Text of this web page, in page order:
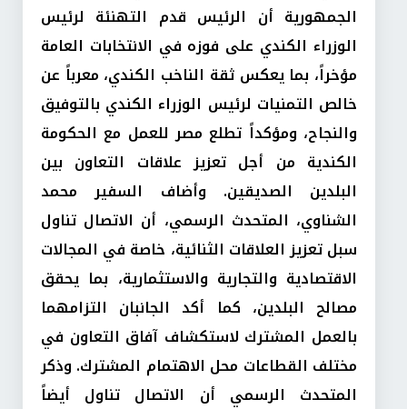
الجمهورية أن الرئيس قدم التهنئة لرئيس
الوزراء الكندي على فوزه في الانتخابات العامة
مؤخراً، بما يعكس ثقة الناخب الكندي، معرباً عن
خالص التمنيات لرئيس الوزراء الكندي بالتوفيق
والنجاح، ومؤكداً تطلع مصر للعمل مع الحكومة
الكندية من أجل تعزيز علاقات التعاون بين
البلدين الصديقين. وأضاف السفير محمد
الشناوي، المتحدث الرسمي، أن الاتصال تناول
سبل تعزيز العلاقات الثنائية، خاصة في المجالات
الاقتصادية والتجارية والاستثمارية، بما يحقق
مصالح البلدين، كما أكد الجانبان التزامهما
بالعمل المشترك لاستكشاف آفاق التعاون في
مختلف القطاعات محل الاهتمام المشترك. وذكر
المتحدث الرسمي أن الاتصال تناول أيضاً